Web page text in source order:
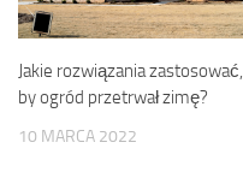
Jakie rozwiązania zastosować,
by ogród przetrwał zimę?
10 MARCA 2022